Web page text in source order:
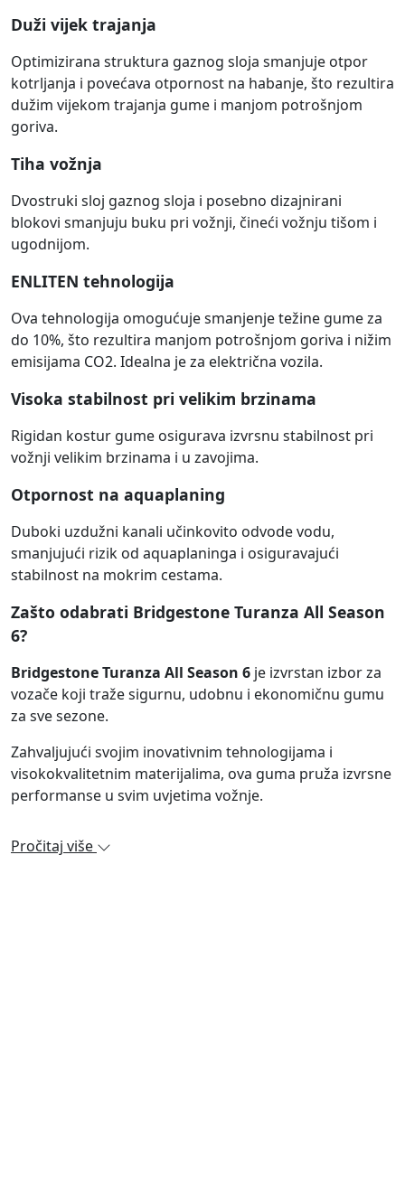
Duži vijek trajanja
Optimizirana struktura gaznog sloja smanjuje otpor
kotrljanja i povećava otpornost na habanje, što rezultira
dužim vijekom trajanja gume i manjom potrošnjom
goriva.
Tiha vožnja
Dvostruki sloj gaznog sloja i posebno dizajnirani
blokovi smanjuju buku pri vožnji, čineći vožnju tišom i
ugodnijom.
ENLITEN tehnologija
Ova tehnologija omogućuje smanjenje težine gume za
do 10%, što rezultira manjom potrošnjom goriva i nižim
emisijama CO2. Idealna je za električna vozila.
Visoka stabilnost pri velikim brzinama
Rigidan kostur gume osigurava izvrsnu stabilnost pri
vožnji velikim brzinama i u zavojima.
Otpornost na aquaplaning
Duboki uzdužni kanali učinkovito odvode vodu,
smanjujući rizik od aquaplaninga i osiguravajući
stabilnost na mokrim cestama.
Zašto odabrati Bridgestone Turanza All Season
6?
Bridgestone Turanza All Season 6 je izvrstan izbor za
vozače koji traže sigurnu, udobnu i ekonomičnu gumu
za sve sezone.
Zahvaljujući svojim inovativnim tehnologijama i
visokokvalitetnim materijalima, ova guma pruža izvrsne
performanse u svim uvjetima vožnje.
Pročitaj više